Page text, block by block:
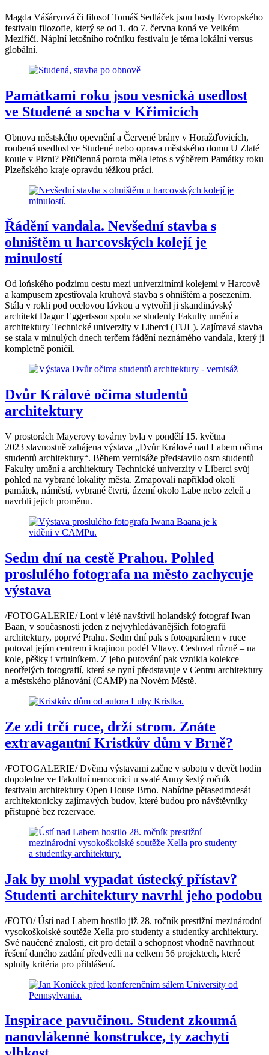
Magda Vášáryová či filosof Tomáš Sedláček jsou hosty Evropského
festivalu filozofie, který se od 1. do 7. června koná ve Velkém
Meziříčí. Náplní letošního ročníku festivalu je téma lokální versus
globální.
Památkami roku jsou vesnická usedlost
ve Studené a socha v Křimicích
Obnova městského opevnění a Červené brány v Horažďovicích,
roubená usedlost ve Studené nebo oprava městského domu U Zlaté
koule v Plzni? Pětičlenná porota měla letos s výběrem Památky roku
Plzeňského kraje opravdu těžkou práci.
Řádění vandala. Nevšední stavba s
ohništěm u harcovských kolejí je
minulostí
Od loňského podzimu cestu mezi univerzitními kolejemi v Harcově
a kampusem zpestřovala kruhová stavba s ohništěm a posezením.
Stála v rokli pod ocelovou lávkou a vytvořil ji skandinávský
architekt Dagur Eggertsson spolu se studenty Fakulty umění a
architektury Technické univerzity v Liberci (TUL). Zajímavá stavba
se stala v minulých dnech terčem řádění neznámého vandala, který ji
kompletně poničil.
Dvůr Králové očima studentů
architektury
V prostorách Mayerovy továrny byla v pondělí 15. května
2023 slavnostně zahájena výstava „Dvůr Králové nad Labem očima
studentů architektury“. Během vernisáže představilo osm studentů
Fakulty umění a architektury Technické univerzity v Liberci svůj
pohled na vybrané lokality města. Zmapovali například okolí
památek, náměstí, vybrané čtvrti, území okolo Labe nebo zeleň a
navrhli jejich proměnu.
Sedm dní na cestě Prahou. Pohled
proslulého fotografa na město zachycuje
výstava
/FOTOGALERIE/ Loni v létě navštívil holandský fotograf Iwan
Baan, v současnosti jeden z nejvyhledávanějších fotografů
architektury, poprvé Prahu. Sedm dní pak s fotoaparátem v ruce
putoval jejím centrem i krajinou podél Vltavy. Cestoval různě – na
kole, pěšky i vrtulníkem. Z jeho putování pak vznikla kolekce
neotřelých fotografií, která se nyní představuje v Centru architektury
a městského plánování (CAMP) na Novém Městě.
Ze zdi trčí ruce, drží strom. Znáte
extravagantní Kristkův dům v Brně?
/FOTOGALERIE/ Dvěma výstavami začne v sobotu v devět hodin
dopoledne ve Fakultní nemocnici u svaté Anny šestý ročník
festivalu architektury Open House Brno. Nabídne pětasedmdesát
architektonicky zajímavých budov, které budou pro návštěvníky
přístupné bez rezervace.
Jak by mohl vypadat ústecký přístav?
Studenti architektury navrhl jeho podobu
/FOTO/ Ústí nad Labem hostilo již 28. ročník prestižní mezinárodní
vysokoškolské soutěže Xella pro studenty a studentky architektury.
Své naučené znalosti, cit pro detail a schopnost vhodně navrhnout
řešení daného zadání předvedli na celkem 56 projektech, které
splnily kritéria pro přihlášení.
Inspirace pavučinou. Student zkoumá
nanovlákenné konstrukce, ty zachytí